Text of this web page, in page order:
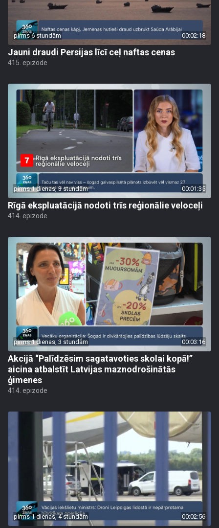
pirms 6 stundām 00:02:18
Jauni draudi Persijas līcī ceļ naftas cenas
415. epizode
pirms 1 dienas, 3 stundām 00:01:35
Rīgā ekspluatācijā nodoti trīs reģionālie veloceļi
414. epizode
pirms 1 dienas, 3 stundām 00:03:16
Akcijā “Palīdzēsim sagatavoties skolai kopā!”
aicina atbalstīt Latvijas maznodrošinātās
ģimenes
414. epizode
pirms 1 dienas, 4 stundām 00:02:56